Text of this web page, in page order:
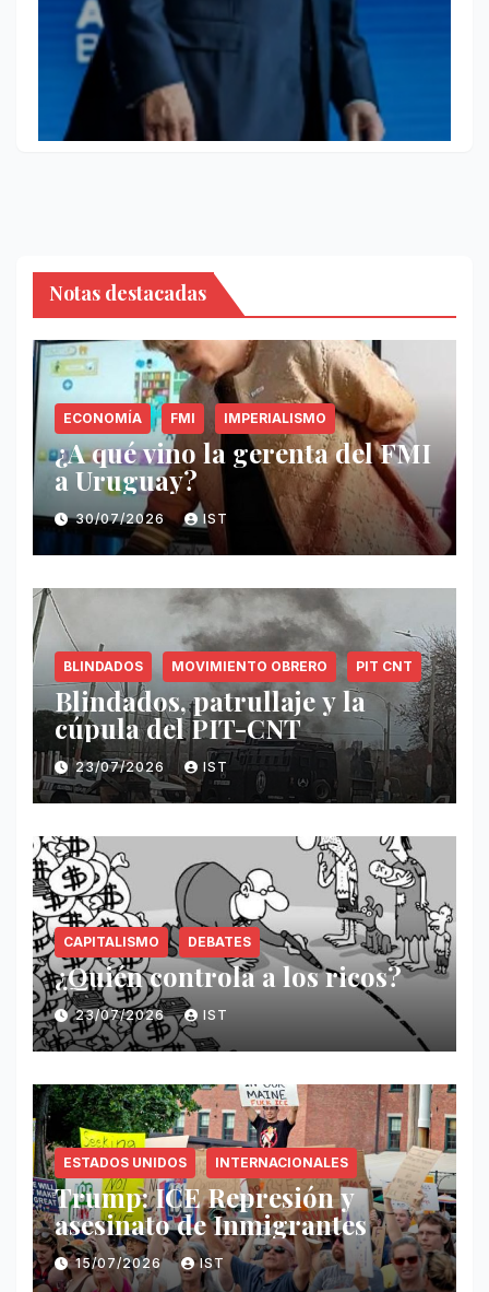
Notas destacadas
ECONOMÍA FMI IMPERIALISMO
¿A qué vino la gerenta del FMI
a Uruguay?
30/07/2026 IST
BLINDADOS MOVIMIENTO OBRERO PIT CNT
Blindados, patrullaje y la
cúpula del PIT-CNT
23/07/2026 IST
CAPITALISMO DEBATES
¿Quién controla a los ricos?
23/07/2026 IST
ESTADOS UNIDOS INTERNACIONALES
Trump: ICE Represión y
asesinato de Inmigrantes
15/07/2026 IST